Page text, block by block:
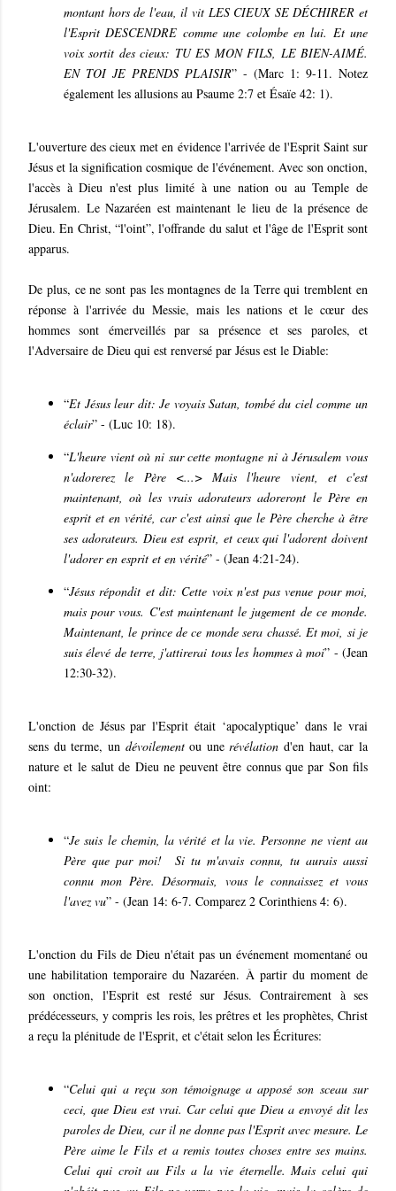
montant hors de l'eau, il vit LES CIEUX SE DÉCHIRER et
l'Esprit DESCENDRE comme une colombe en lui. Et une
voix sortit des cieux: TU ES MON FILS, LE BIEN-AIMÉ.
EN TOI JE PRENDS PLAISIR” - (Marc 1: 9-11. Notez
également les allusions au Psaume 2:7 et Ésaïe 42: 1).
L'ouverture des cieux met en évidence l'arrivée de l'Esprit Saint sur
Jésus et la signification cosmique de l'événement. Avec son onction,
l'accès à Dieu n'est plus limité à une nation ou au Temple de
Jérusalem. Le Nazaréen est maintenant le lieu de la présence de
Dieu. En Christ, “l'oint”, l'offrande du salut et l'âge de l'Esprit sont
apparus.
De plus, ce ne sont pas les montagnes de la Terre qui tremblent en
réponse à l'arrivée du Messie, mais les nations et le cœur des
hommes sont émerveillés par sa présence et ses paroles, et
l'Adversaire de Dieu qui est renversé par Jésus est le Diable:
“Et Jésus leur dit: Je voyais Satan, tombé du ciel comme un
éclair” - (Luc 10: 18).
“L'heure vient où ni sur cette montagne ni à Jérusalem vous
n'adorerez le Père <...> Mais l'heure vient, et c'est
maintenant, où les vrais adorateurs adoreront le Père en
esprit et en vérité, car c'est ainsi que le Père cherche à être
ses adorateurs. Dieu est esprit, et ceux qui l'adorent doivent
l'adorer en esprit et en vérité” - (Jean 4:21-24).
“Jésus répondit et dit: Cette voix n'est pas venue pour moi,
mais pour vous. C'est maintenant le jugement de ce monde.
Maintenant, le prince de ce monde sera chassé. Et moi, si je
suis élevé de terre, j'attirerai tous les hommes à moi” - (Jean
12:30-32).
L'onction de Jésus par l'Esprit était ‘apocalyptique’ dans le vrai
sens du terme, un dévoilementou unerévélation d'en haut, car la
nature et le salut de Dieu ne peuvent être connus que par Son fils
oint:
“Je suis le chemin, la vérité et la vie. Personne ne vient au
Père que par moi! Si tu m'avais connu, tu aurais aussi
connu mon Père. Désormais, vous le connaissez et vous
l'avez vu” - (Jean 14: 6-7. Comparez 2 Corinthiens 4: 6).
L'onction du Fils de Dieu n'était pas un événement momentané ou
une habilitation temporaire du Nazaréen. À partir du moment de
son onction, l'Esprit est resté sur Jésus. Contrairement à ses
prédécesseurs, y compris les rois, les prêtres et les prophètes, Christ
a reçu la plénitude de l'Esprit, et c'était selon les Écritures:
“Celui qui a reçu son témoignage a apposé son sceau sur
ceci, que Dieu est vrai. Car celui que Dieu a envoyé dit les
paroles de Dieu, car il ne donne pas l'Esprit avec mesure. Le
Père aime le Fils et a remis toutes choses entre ses mains.
Celui qui croit au Fils a la vie éternelle. Mais celui qui